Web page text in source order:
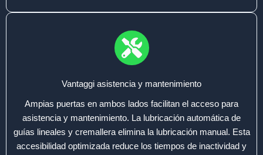
Vantaggi asistencia y mantenimiento
Ampias puertas en ambos lados facilitan el acceso para
asistencia y mantenimiento. La lubricación automática de
guías lineales y cremallera elimina la lubricación manual. Esta
accesibilidad optimizada reduce los tiempos de inactividad y